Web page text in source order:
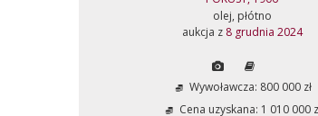
olej, płótno
aukcja z 8 grudnia 2024
Wywoławcza: 800 000 zł
Cena uzyskana: 1 010 000